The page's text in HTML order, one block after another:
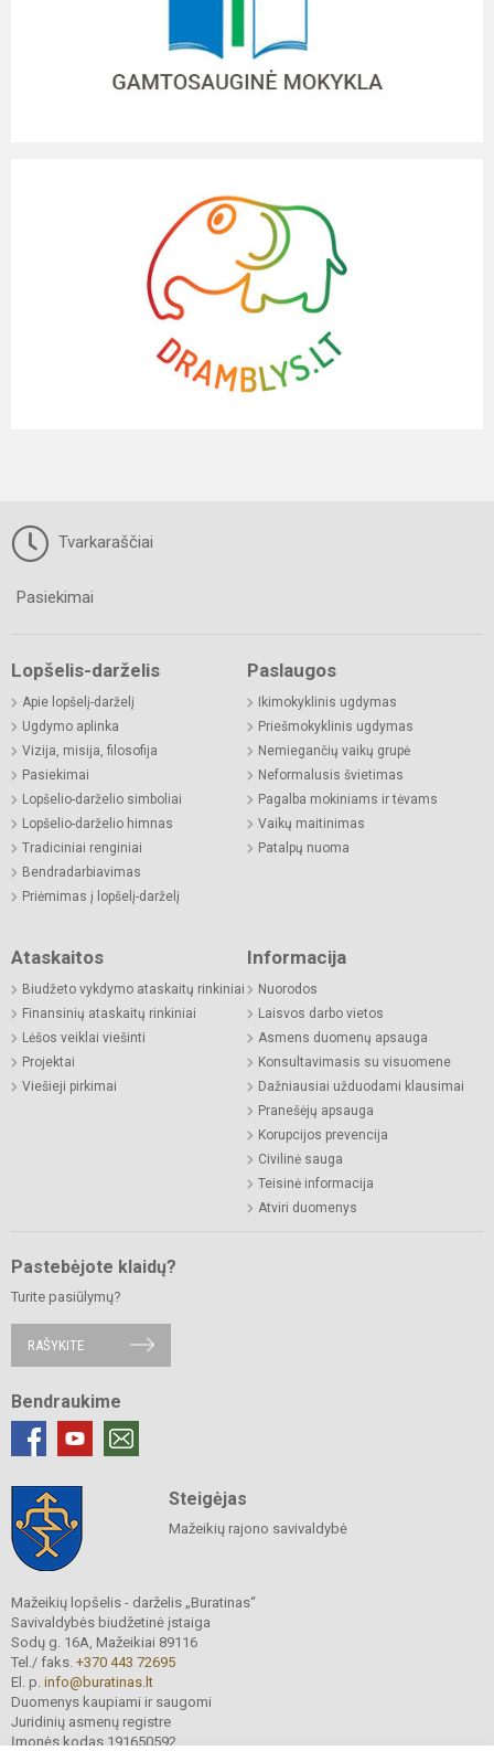
Tvarkaraščiai
Pasiekimai
Lopšelis-darželis
Apie lopšelį-darželį
Ugdymo aplinka
Vizija, misija, filosofija
Pasiekimai
Lopšelio-darželio simboliai
Lopšelio-darželio himnas
Tradiciniai renginiai
Bendradarbiavimas
Priėmimas į lopšelį-darželį
Paslaugos
Ikimokyklinis ugdymas
Priešmokyklinis ugdymas
Nemiegančių vaikų grupė
Neformalusis švietimas
Pagalba mokiniams ir tėvams
Vaikų maitinimas
Patalpų nuoma
Ataskaitos
Biudžeto vykdymo ataskaitų rinkiniai
Finansinių ataskaitų rinkiniai
Lėšos veiklai viešinti
Projektai
Viešieji pirkimai
Informacija
Nuorodos
Laisvos darbo vietos
Asmens duomenų apsauga
Konsultavimasis su visuomene
Dažniausiai užduodami klausimai
Pranešėjų apsauga
Korupcijos prevencija
Civilinė sauga
Teisinė informacija
Atviri duomenys
Pastebėjote klaidų?
Turite pasiūlymų?
RAŠYKITE
Bendraukime
Steigėjas
Mažeikių rajono savivaldybė
Mažeikių lopšelis - darželis „Buratinas“
Savivaldybės biudžetinė įstaiga
Sodų g. 16A, Mažeikiai 89116
Tel./ faks. +370 443 72695
El. p. info@buratinas.lt
Duomenys kaupiami ir saugomi
Juridinių asmenų registre
Įmonės kodas 191650592